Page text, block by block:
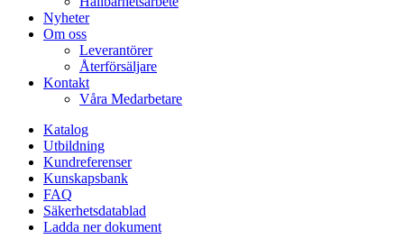
Nyheter
Om oss
Leverantörer
Återförsäljare
Kontakt
Våra Medarbetare
Katalog
Utbildning
Kundreferenser
Kunskapsbank
FAQ
Säkerhetsdatablad
Ladda ner dokument